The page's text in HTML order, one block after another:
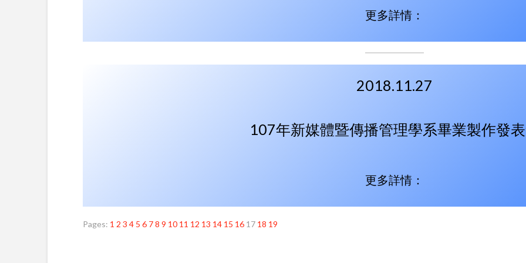
更多詳情：
2018.11.27
107年新媒體暨傳播管理學系畢業製作發
更多詳情：
Pages: 1 2 3 4 5 6 78 9 10 11 12 13 14 15 16 17 18 19